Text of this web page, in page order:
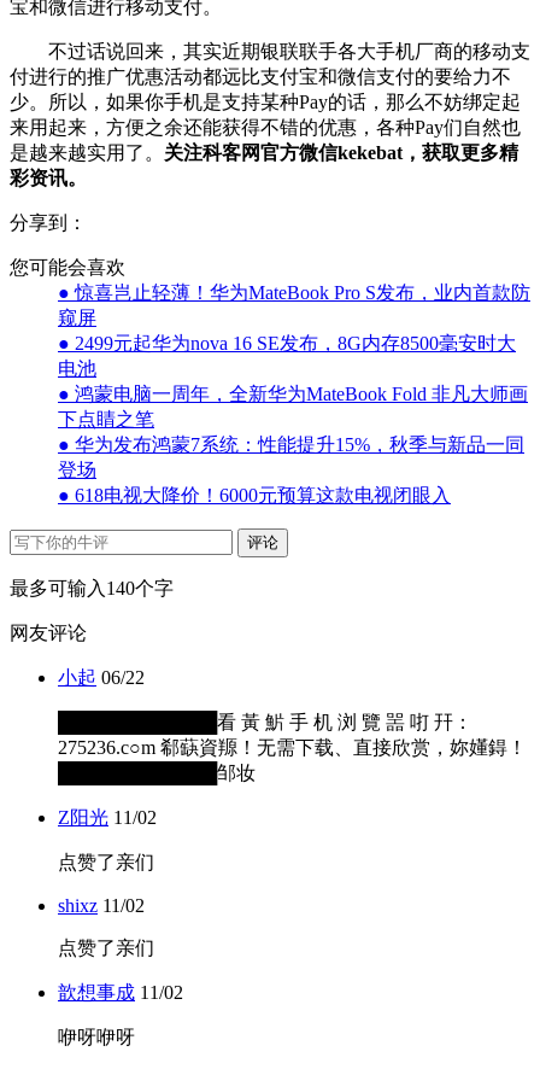
宝和微信进行移动支付。
不过话说回来，其实近期银联联手各大手机厂商的移动支
付进行的推广优惠活动都远比支付宝和微信支付的要给力不
少。所以，如果你手机是支持某种Pay的话，那么不妨绑定起
来用起来，方便之余还能获得不错的优惠，各种Pay们自然也
是越来越实用了。 关注科客网官方微信kekebat，获取更多精
彩资讯。
分享到：
您可能会喜欢
● 惊喜岂止轻薄！华为MateBook Pro S发布，业内首款防
窥屏
● 2499元起华为nova 16 SE发布，8G内存8500毫安时大
电池
● 鸿蒙电脑一周年，全新华为MateBook Fold 非凡大师画
下点睛之笔
● 华为发布鸿蒙7系统：性能提升15%，秋季与新品一同
登场
● 618电视大降价！6000元预算这款电视闭眼入
评论
最多可输入140个字
网友评论
小起 06/22
████████████看 黃 魸 手 机 浏 覽 噐 咑 幵：
275236.c○m 郗蒛資羱！无需下载、直接欣赏，妳嬞鍀！
████████████邹妆
Z阳光 11/02
点赞了亲们
shixz 11/02
点赞了亲们
歆想事成 11/02
咿呀咿呀